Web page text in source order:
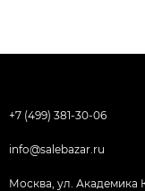
+7 (499) 381-30-06
info@salebazar.ru
Москва, ул. Академика